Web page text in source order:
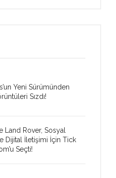
Yeni Sürümünden
Sızdı!
Land Rover, Sosyal
Dijital İletişimi İçin Tick
Seçti!